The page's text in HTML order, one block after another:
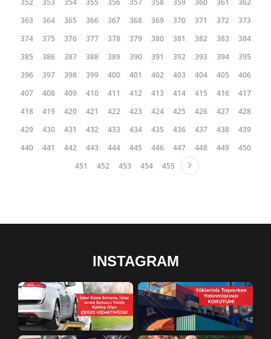
363
364 365 366 367 368 369 370 371 372
373
374
375 376 377 378 379 380 381 382 383
384
385
386 387 388 389 390 391 392 393 394
395
396
397 398 399 400 401 402 403 404 405
406
407
408 409 410 411 412 413 414 415 416
417
418
419 420 421 422 423 424 425 426 427
428
429
430 431 432 433 434 435 436 437 438
439
440
441 442 443 444 445 446 447 448 449
450
451
452 453 454 455
INSTAGRAM